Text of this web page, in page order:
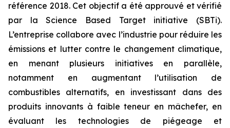
référence 2018. Cet objectif a été approuvé et vérifié
par la Science Based Target initiative (SBTi).
L’entreprise collabore avec l’industrie pour réduire les
émissions et lutter contre le changement climatique,
en menant plusieurs initiatives en parallèle,
notamment en augmentant l’utilisation de
combustibles alternatifs, en investissant dans des
produits innovants à faible teneur en mâchefer, en
évaluant les technologies de piégeage et